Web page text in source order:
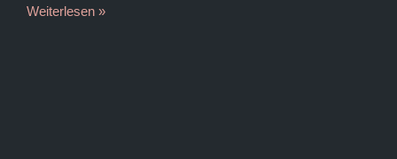
Weiterlesen »